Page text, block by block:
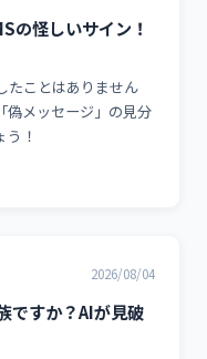
の怪しいサイン！
たことはありません
偽メッセージ」の見分
！
2026/08/04
ですか？AIが見破